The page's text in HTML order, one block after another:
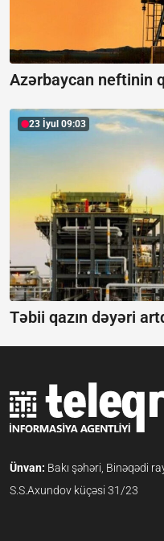
Azərbaycan neftinin
23 İyul 09:03
Təbii qazın dəyəri
Ünvan: Bakı şəhəri, Binəqədi
S.S.Axundov küçəsi 31/23